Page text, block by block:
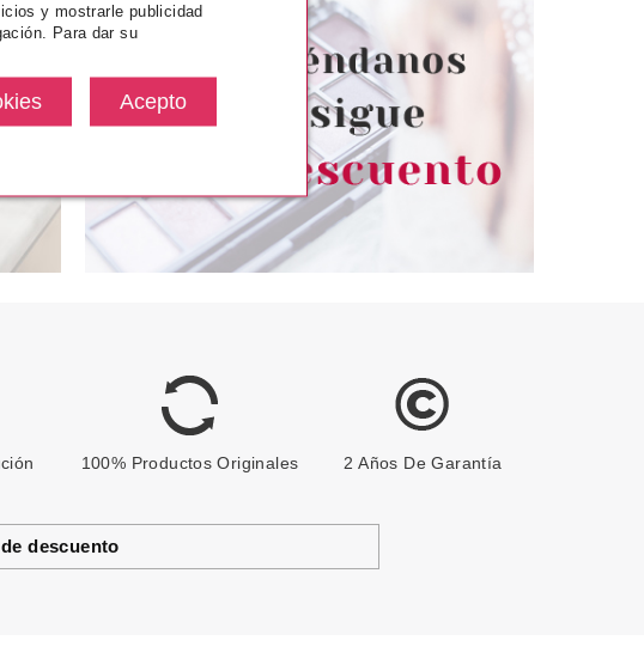
NOIRE BODY LOTION 200 ML
-32% 28.89€
NOIRE EDP 100 ML
Pvr 125.00€
-37%
desde
100% Productos Originales 2 Años De Garantía
descuento
y mostrarle publicidad
Para dar su